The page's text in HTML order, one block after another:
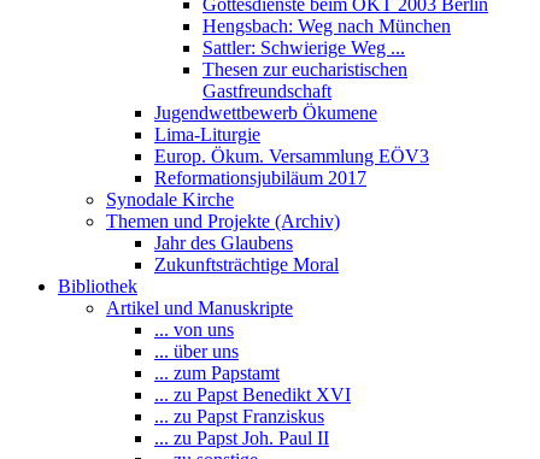
Gottesdienste beim ÖKT 2003 Berlin
Hengsbach: Weg nach München
Sattler: Schwierige Weg ...
Thesen zur eucharistischen
Gastfreundschaft
Jugendwettbewerb Ökumene
Lima-Liturgie
Europ. Ökum. Versammlung EÖV3
Reformationsjubiläum 2017
Synodale Kirche
Themen und Projekte (Archiv)
Jahr des Glaubens
Zukunftsträchtige Moral
Bibliothek
Artikel und Manuskripte
... von uns
... über uns
... zum Papstamt
... zu Papst Benedikt XVI
... zu Papst Franziskus
... zu Papst Joh. Paul II